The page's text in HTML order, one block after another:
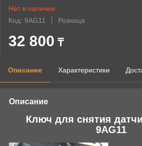
Нет в наличии
Код: 9AG11
Розница
32 800 ₸
Описание Характеристики
Описание
Ключ для снятия
9AG11